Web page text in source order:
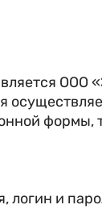
формы,
и